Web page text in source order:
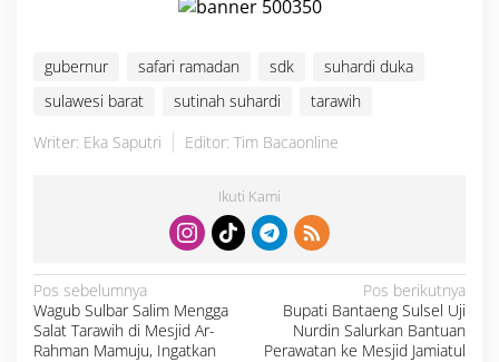
gubernur safari ramadan sdk
suhardi duka
sulawesi barat
sutinah suhardi
tarawih
Writer: Eka Saputri
Editor: Tim Bacaonline
Ikuti Kami
N
a
v
i
g
a
Pos sebelumnya
Wagub Sulbar Salim Mengga
Salat Tarawih di Mesjid Ar-
Rahman Mamuju, Ingatkan
Pos berikutnya
Bupati Bantaeng Sulsel Uji
Nurdin Salurkan Bantuan
Perawatan ke Mesjid Jamiatul